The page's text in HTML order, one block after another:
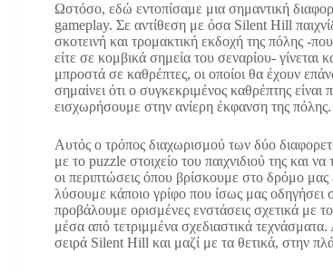
Ωστόσο, εδώ εντοπίσαμε μια σημαντική
gameplay. Σε αντίθεση με όσα Silent Hill
σκοτεινή και τρομακτική εκδοχή της πόλης -
είτε σε κομβικά σημεία του σεναρίου-
μπροστά σε καθρέπτες, οι οποίοι θα έχουν
σημαίνει ότι ο συγκεκριμένος καθρέπτης
εισχωρήσουμε στην ανίερη έκφανση της πόλης.
Αυτός ο τρόπος διαχωρισμού των δύο
με το puzzle στοιχείο του παιχνιδιού της και
οι περιπτώσεις όπου βρίσκουμε στο δρόμο
λύσουμε κάποιο γρίφο που ίσως μας
προβάλουμε ορισμένες ενστάσεις σχετικά με
μέσα από τετριμμένα σχεδιαστικά
σειρά Silent Hill και μαζί με τα θετικά, στην